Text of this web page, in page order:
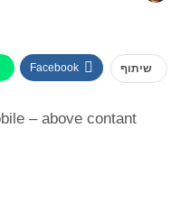
שיתוף Facebook